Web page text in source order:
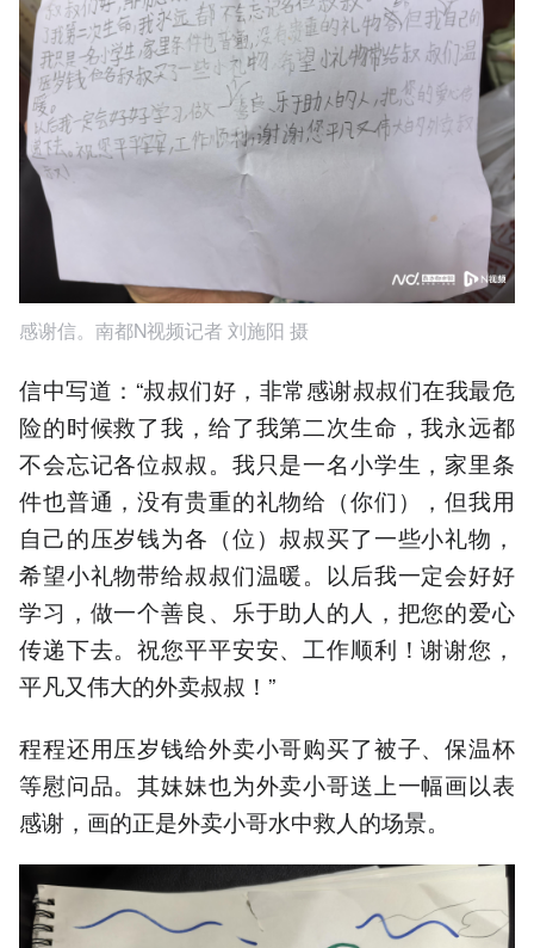
感谢信。南都N视频记者 刘施阳 摄
信中写道：“叔叔们好，非常感谢叔叔们在我最危
险的时候救了我，给了我第二次生命，我永远都
不会忘记各位叔叔。我只是一名小学生，家里条
件也普通，没有贵重的礼物给（你们），但我用
自己的压岁钱为各（位）叔叔买了一些小礼物，
希望小礼物带给叔叔们温暖。以后我一定会好好
学习，做一个善良、乐于助人的人，把您的爱心
传递下去。祝您平平安安、工作顺利！谢谢您，
平凡又伟大的外卖叔叔！”
程程还用压岁钱给外卖小哥购买了被子、保温杯
等慰问品。其妹妹也为外卖小哥送上一幅画以表
感谢，画的正是外卖小哥水中救人的场景。